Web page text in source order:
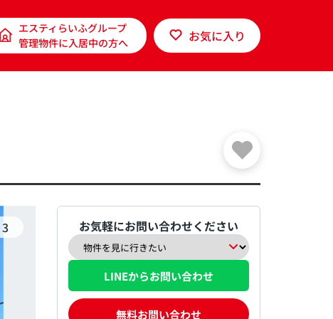
エスティらいふグループ
管理物件に入居中の方へ
お気に入り
3 お気軽にお問い合わせください
LINEからお問い合わせ
無料お問い合わせ